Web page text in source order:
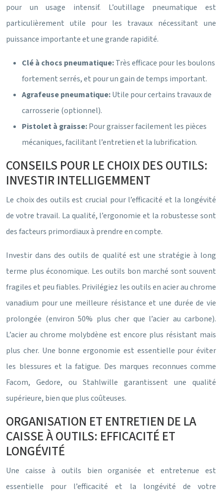
pour un usage intensif. L’outillage pneumatique est
particulièrement utile pour les travaux nécessitant une
puissance importante et une grande rapidité.
Clé à chocs pneumatique:Très efficace pour les boulons
fortement serrés, et pour un gain de temps important.
Agrafeuse pneumatique:Utile pour certains travaux de
carrosserie (optionnel).
Pistolet à graisse:Pour graisser facilement les pièces
mécaniques, facilitant l’entretien et la lubrification.
CONSEILS POUR LE CHOIX DES OUTILS:
INVESTIR INTELLIGEMMENT
Le choix des outils est crucial pour l’efficacité et la longévité
de votre travail. La qualité, l’ergonomie et la robustesse sont
des facteurs primordiaux à prendre en compte.
Investir dans des outils de qualité est une stratégie à long
terme plus économique. Les outils bon marché sont souvent
fragiles et peu fiables. Privilégiez les outils en acier au chrome
vanadium pour une meilleure résistance et une durée de vie
prolongée (environ 50% plus cher que l’acier au carbone).
L’acier au chrome molybdène est encore plus résistant mais
plus cher. Une bonne ergonomie est essentielle pour éviter
les blessures et la fatigue. Des marques reconnues comme
Facom, Gedore, ou Stahlwille garantissent une qualité
supérieure, bien que plus coûteuses.
ORGANISATION ET ENTRETIEN DE LA
CAISSE À OUTILS: EFFICACITÉ ET
LONGÉVITÉ
Une caisse à outils bien organisée et entretenue est
essentielle pour l’efficacité et la longévité de votre